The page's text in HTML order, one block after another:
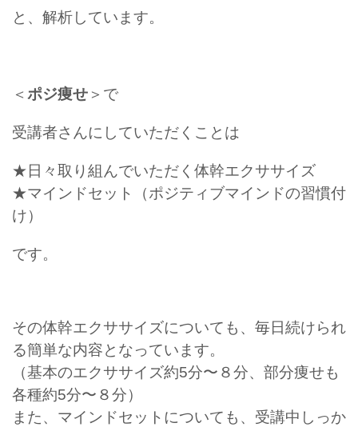
と、解析しています。
＜ ポジ痩せ ＞で
受講者さんにしていただくことは
★日々取り組んでいただく体幹エクササイズ
★マインドセット（ポジティブマインドの習慣付
け）
です。
その体幹エクササイズについても、毎日続けられ
る簡単な内容となっています。
（基本のエクササイズ約5分〜８分、部分痩せも
各種約5分〜８分）
また、マインドセットについても、受講中しっか